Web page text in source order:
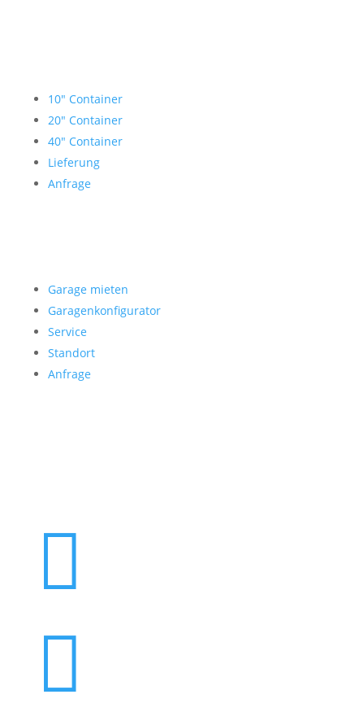
10″ Container
20″ Container
40″ Container
Lieferung
Anfrage
Garage mieten
Garagenkonfigurator
Service
Standort
Anfrage

